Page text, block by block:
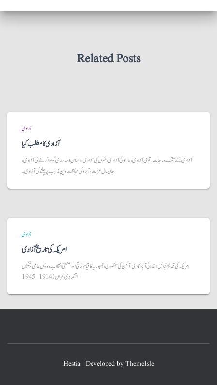
Related Posts
آزادی
آزادی کا مطلب کیا
آزادی کے مختلف درجات، قومی آزادی، علاقائی آزادی، ملکوں کی آزادی، احساس ذمہ داری کو ادا کرنے کی آزادی،
جان مال عزت و آبرو کی حفاظت دین مذہب پر چلنے کی آزادی۔
آزادی
امریکہ کی تاریخ آزادی
امریکہ کی قدیم قبائل ابتدائی آبادکاری، آئین کی منظوری، جمہوریہ کا قیام ترقی اور صنعتی انقلاب دونوں عالمی جنگیں
اقتصادی بحران (1914 – 1945
Hestia | Developed by ThemeIsle